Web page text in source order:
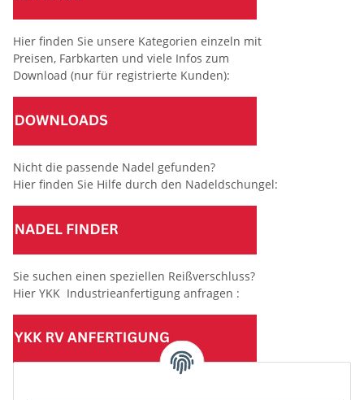
Hier finden Sie unsere Kategorien einzeln mit
Preisen, Farbkarten und viele Infos zum
Download (nur für registrierte Kunden):
Nicht die passende Nadel gefunden?
Hier finden Sie Hilfe durch den Nadeldschungel:
Sie suchen einen speziellen Reißverschluss?
Hier YKK Industrieanfertigung anfragen :
(Mindesttabnahmemenge 10 Stück je Länge und Farbe)